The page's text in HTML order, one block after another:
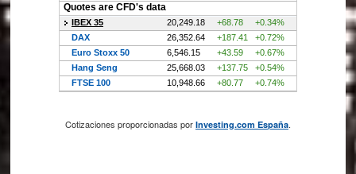
Cotizaciones proporcionadas por Investing.com España.